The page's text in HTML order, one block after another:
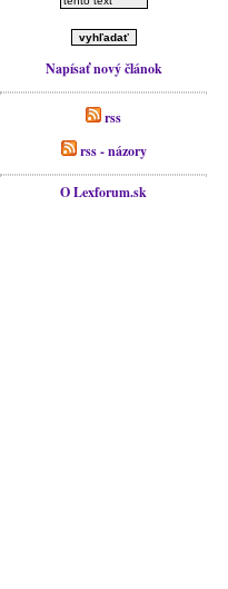
Napísať nový článok
rss
rss - názory
O Lexforum.sk